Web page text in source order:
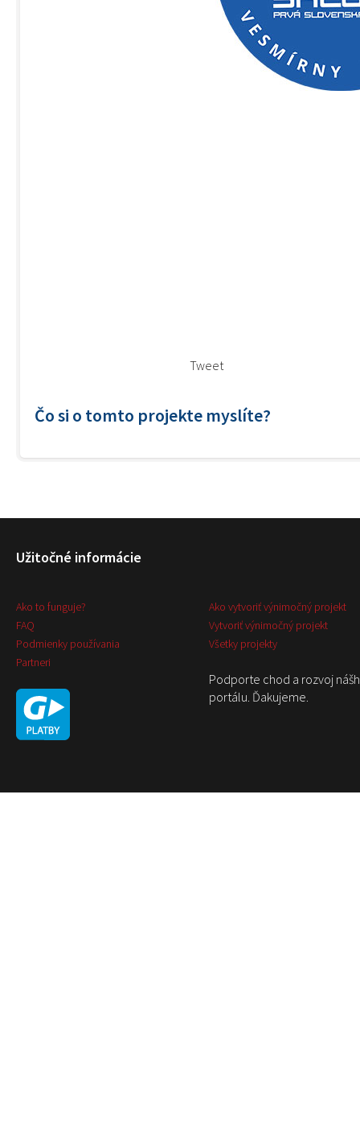
Tweet
Čo si o tomto projekte myslíte?
Užitočné informácie
Ako to funguje?
FAQ
Podmienky používania
Partneri
Ako vytvoriť výnimočný projekt
Vytvoriť výnimočný projekt
Všetky projekty
Podporte chod a rozvoj
portálu. Ďakujeme.